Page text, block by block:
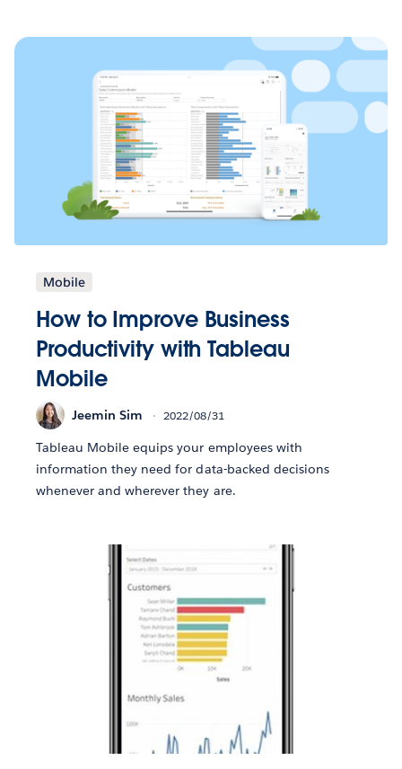
Mobile
How to Improve Business
Productivity with Tableau
Mobile
Jeemin Sim 2022/08/31
Tableau Mobile equips your employees with
information they need for data-backed decisions
whenever and wherever they are.